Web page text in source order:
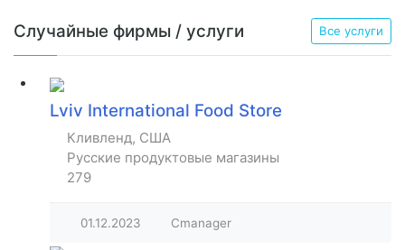
Случайные фирмы / услуги Все услуги
Lviv International Food Store
Кливленд, США
Русские продуктовые магазины
279
01.12.2023 Cmanager